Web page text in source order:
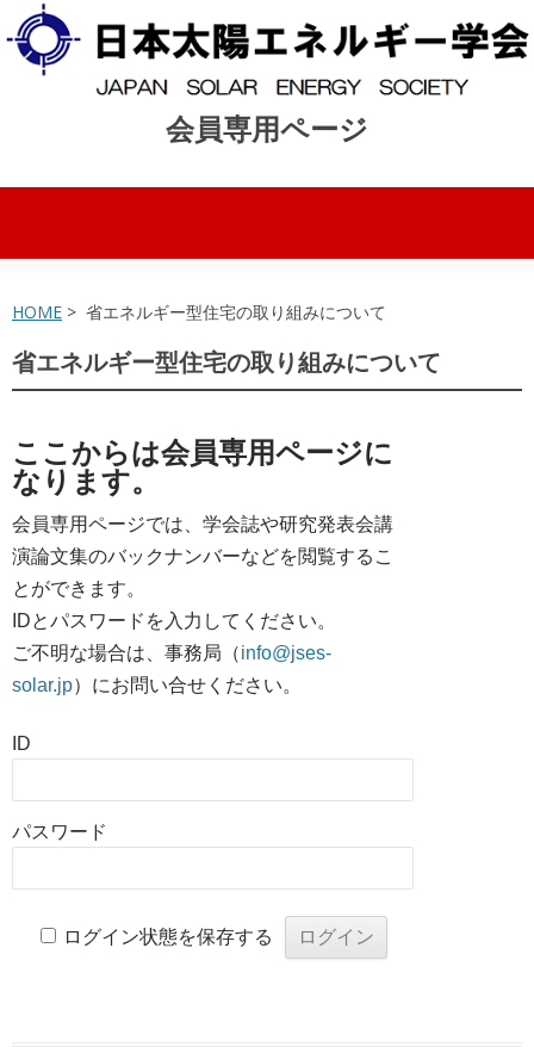
会員専用ページ
コンテンツへスキップ
HOME > 省エネルギー型住宅の取り組みについて
省エネルギー型住宅の取り組みについて
ここからは会員専用ページに
なります。
会員専用ページでは、学会誌や研究発表会講
演論文集のバックナンバーなどを閲覧するこ
とができます。
IDとパスワードを入力してください。
ご不明な場合は、事務局（info@jses-
solar.jp）にお問い合せください。
ID
パスワード
ログイン状態を保存する